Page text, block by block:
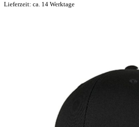
Lieferzeit: ca. 14 Werktage